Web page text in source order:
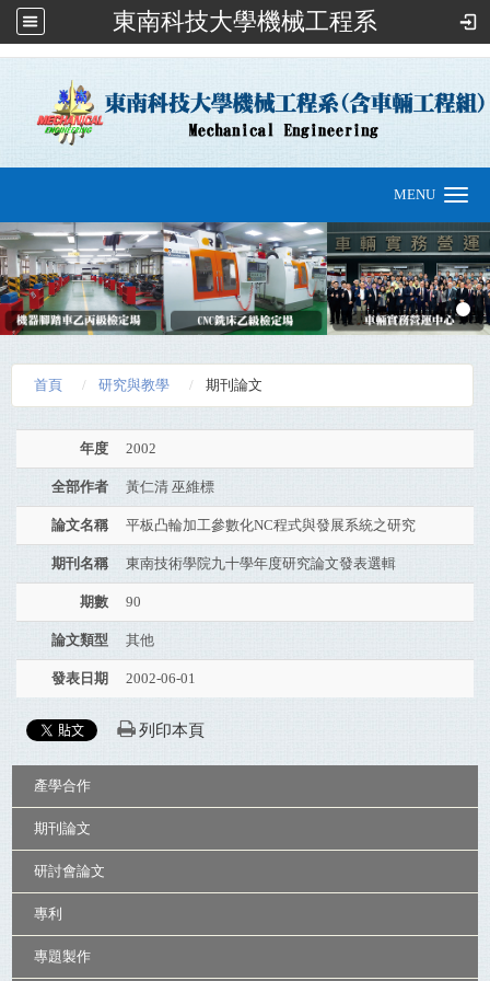
東南科技大學機械工程系
:::
navigation
MENU
首頁 研究與教學 期刊論文
年度 2002
全部作者 黃仁清 巫維標
論文名稱 平板凸輪加工參數化NC程式與發展系統之研究
期刊名稱 東南技術學院九十學年度研究論文發表選輯
期數 90
論文類型 其他
發表日期 2002-06-01
列印本頁
產學合作
期刊論文
研討會論文
專利
專題製作